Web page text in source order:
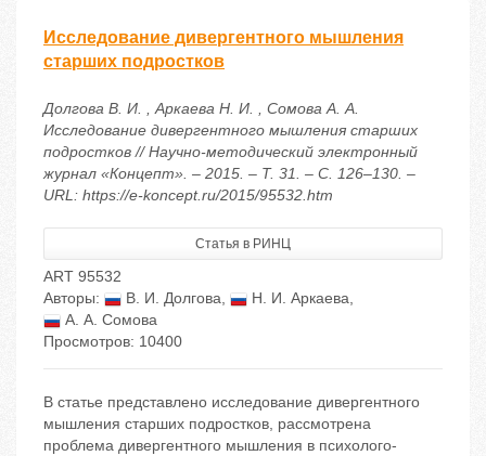
Исследование дивергентного мышления
старших подростков
Долгова В. И. , Аркаева Н. И. , Сомова А. А.
Исследование дивергентного мышления старших
подростков // Научно-методический электронный
журнал «Концепт». – 2015. – Т. 31. – С. 126–130. –
URL: https://e-koncept.ru/2015/95532.htm
Статья в РИНЦ
ART 95532
Авторы:
В. И. Долгова, Н. И. Аркаева,
А. А. Сомова
Просмотров: 10400
В статье представлено исследование дивергентного
мышления старших подростков, рассмотрена
проблема дивергентного мышления в психолого-